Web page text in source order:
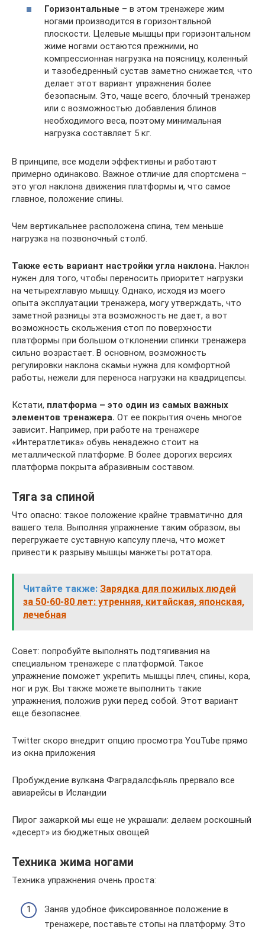
Горизонтальные – в этом тренажере жим
ногами производится в горизонтальной
плоскости. Целевые мышцы при горизонтальном
жиме ногами остаются прежними, но
компрессионная нагрузка на поясницу, коленный
и тазобедренный сустав заметно снижается, что
делает этот вариант упражнения более
безопасным. Это, чаще всего, блочный тренажер
или с возможностью добавления блинов
необходимого веса, поэтому минимальная
нагрузка составляет 5 кг.
В принципе, все модели эффективны и работают
примерно одинаково. Важное отличие для спортсмена –
это угол наклона движения платформы и, что самое
главное, положение спины.
Чем вертикальнее расположена спина, тем меньше
нагрузка на позвоночный столб.
Также есть вариант настройки угла наклона. Наклон
нужен для того, чтобы переносить приоритет нагрузки
на четырехглавую мышцу. Однако, исходя из моего
опыта эксплуатации тренажера, могу утверждать, что
заметной разницы эта возможность не дает, а вот
возможность скольжения стоп по поверхности
платформы при большом отклонении спинки тренажера
сильно возрастает. В основном, возможность
регулировки наклона скамьи нужна для комфортной
работы, нежели для переноса нагрузки на квадрицепсы.
Кстати, платформа – это один из самых важных
элементов тренажера. От ее покрытия очень многое
зависит. Например, при работе на тренажере
«Интератлетика» обувь ненадежно стоит на
металлической платформе. В более дорогих версиях
платформа покрыта абразивным составом.
Тяга за спиной
Что опасно: такое положение крайне травматично для
вашего тела. Выполняя упражнение таким образом, вы
перегружаете суставную капсулу плеча, что может
привести к разрыву мышцы манжеты ротатора.
Читайте также: Зарядка для пожилых людей
за 50-60-80 лет: утренняя, китайская, японская,
лечебная
Совет: попробуйте выполнять подтягивания на
специальном тренажере с платформой. Такое
упражнение поможет укрепить мышцы плеч, спины, кора,
ног и рук. Вы также можете выполнить такие
упражнения, положив руки перед собой. Этот вариант
еще безопаснее.
Twitter скоро внедрит опцию просмотра YouTube прямо
из окна приложения
Пробуждение вулкана Фаградалсфьяль прервало все
авиарейсы в Исландии
Пирог зажаркой мы еще не украшали: делаем роскошный
«десерт» из бюджетных овощей
Техника жима ногами
Техника упражнения очень проста:
Заняв удобное фиксированное положение в
тренажере, поставьте стопы на платформу. Это